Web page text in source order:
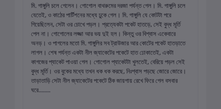
মি. গাঙ্গুলি চলে গেলেন। গোগোল বাথরুমের দরজা পর্যন্ত গেল। মি. গাঙ্গুলি চলে
যেতেই, ও কাঠের পার্টিশনের মধ্যে ঢুকে গেল। মি. গাঙ্গুলি যে কোটটা পরে
গিয়েছিলেন, সেটা ওর চোখে পড়ল। প্রত্যেকটা পকেট হাতড়ে, সেই বুদ্ধ মূর্তি
পেল না। গোগোলের লজ্জা আর ভয় দুই হল। কিন্তু ওর বিশ্বাস একেবারে
অনড়। ও পাগলের মতো মি. গাঙ্গুলির সব ট্রাউজার আর কোটের পকেট হাতড়াতে
লাগল। শেষ পর্যন্ত একটা নীল জ্যাকেটের পকেটে হাত ঢোকাতেই, একটা
কাগজের প্যাকেট পাওয়া গেল। গোগোল প্যাকেটটা খুলতেই, বেরিয়ে পড়ল সেই
বুদ্ধ মূর্তি। ওর বুকের মধ্যে তখন ধক ধক করছে, নিঃশ্বাস পড়ছে জোরে জোরে।
তাড়াতাড়ি সেটা নীল জ্যাকেটের পকেটে ঠিক জায়গায় রেখে ফিরে গেল বসবার
ঘরে........